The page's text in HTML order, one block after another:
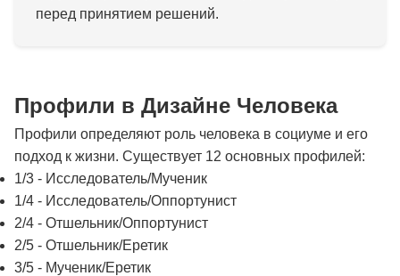
перед принятием решений.
Профили в Дизайне Человека
Профили определяют роль человека в социуме и его
подход к жизни. Существует 12 основных профилей:
1/3 - Исследователь/Мученик
1/4 - Исследователь/Оппортунист
2/4 - Отшельник/Оппортунист
2/5 - Отшельник/Еретик
3/5 - Мученик/Еретик